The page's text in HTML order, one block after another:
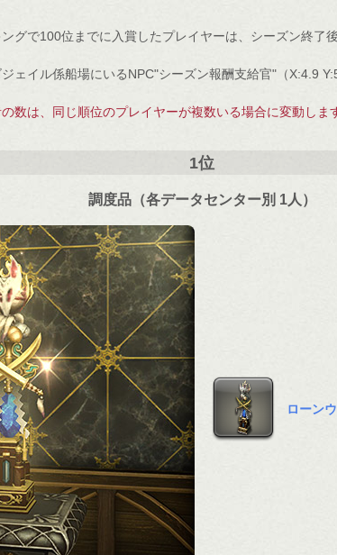
グで100位までに入賞したプレイヤーは、シーズン終了
ェイル係船場にいるNPC"シーズン報酬支給官"（X:4.9
数は、同じ順位のプレイヤーが複数いる場合に変動しま
1位
調度品（各データセンター別 1人）
ローン